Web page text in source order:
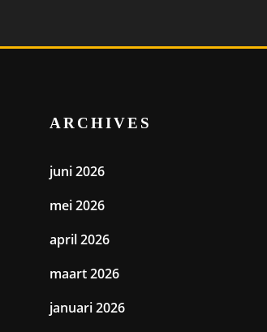
ARCHIVES
juni 2026
mei 2026
april 2026
maart 2026
januari 2026